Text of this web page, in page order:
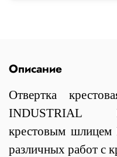
Описание
Отвертка
крестовым шлицем
различных работ с